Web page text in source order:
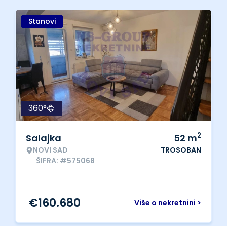
Stanovi
360°
Salajka
NOVI SAD
ŠIFRA: #575068
52 m2
TROSOBAN
Više o nekretnini >
€160.680